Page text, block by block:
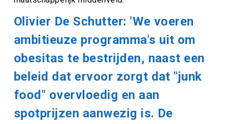
Olivier De Schutter: 'We voeren
ambitieuze programma's uit om
obesitas te bestrijden, naast een
beleid dat ervoor zorgt dat "junk
food" overvloedig en aan
spotprijzen aanwezig is. De